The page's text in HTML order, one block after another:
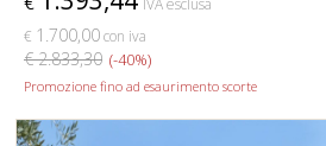
IVA esclusa
€ 1.700,00con iva
€ 2.833,30 (-40%)
Promozione fino ad esaurimento scorte